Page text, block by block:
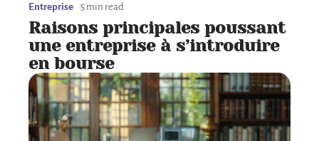
Entreprise 5 min read
Raisons principales poussant
une entreprise à s’introduire
en bourse